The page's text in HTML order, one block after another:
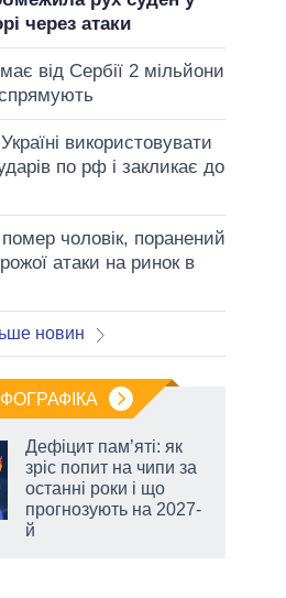
через атаки
від Сербії 2 мільйони
використовувати
по рф і закликає до
чоловік, поранений
атаки на ринок в
новин
Дефіцит пам’яті: як
зріс попит на чипи за
останні роки і що
прогнозують на 2027-
й